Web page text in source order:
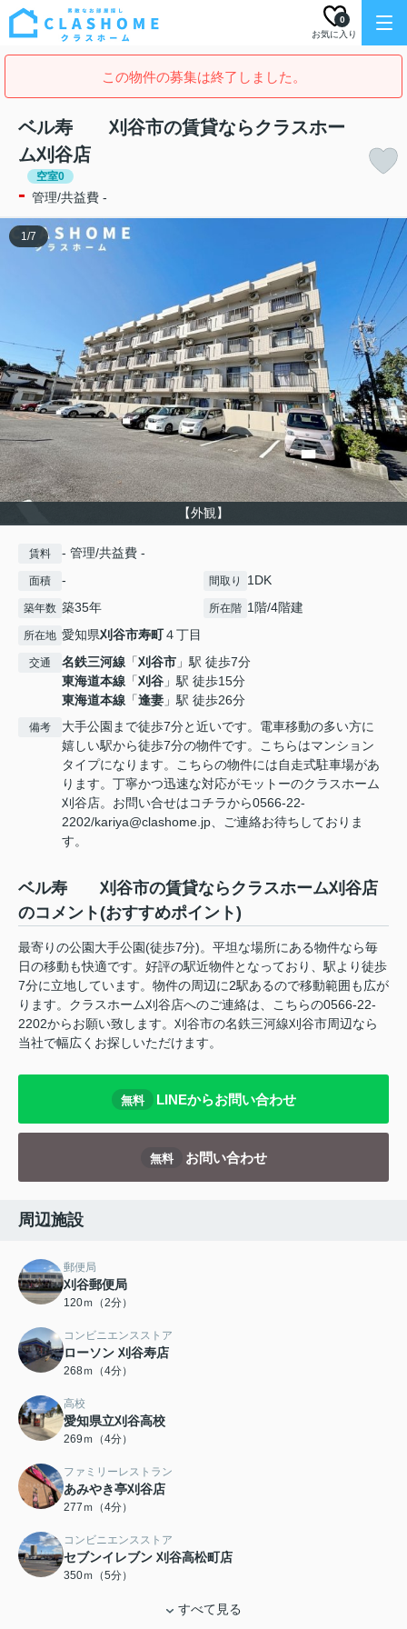
お気に入り
0
この物件の募集は終了しました。
ベル寿 刈谷市の賃貸ならクラスホー
ム刈谷店
空室0
- 管理/共益費 -
【外観】
1/7
賃料 - 管理/共益費 -
面積 - 間取り 1DK
築年数 築35年 所在階 1階/4階建
所在地 愛知県刈谷市寿町４丁目
交通 名鉄三河線 「刈谷市 」駅 徒歩7分
東海道本線 「刈谷 」駅 徒歩15分
東海道本線 「逢妻 」駅 徒歩26分
備考
大手公園まで徒歩7分と近いです。電車移動の多い方に
嬉しい駅から徒歩7分の物件です。こちらはマンション
タイプになります。こちらの物件には自走式駐車場があ
ります。丁寧かつ迅速な対応がモットーのクラスホーム
刈谷店。お問い合せはコチラから0566-22-
2202/kariya@clashome.jp、ご連絡お待ちしておりま
す。
ベル寿 刈谷市の賃貸ならクラスホーム刈谷店
のコメント(おすすめポイント)
最寄りの公園大手公園(徒歩7分)。平坦な場所にある物件なら毎
日の移動も快適です。好評の駅近物件となっており、駅より徒歩
7分に立地しています。物件の周辺に2駅あるので移動範囲も広が
ります。クラスホーム刈谷店へのご連絡は、こちらの0566-22-
2202からお願い致します。刈谷市の名鉄三河線刈谷市周辺なら
当社で幅広くお探しいただけます。
無料 LINEからお問い合わせ
無料 お問い合わせ
周辺施設
郵便局
刈谷郵便局
120ｍ（2分）
コンビニエンスストア
ローソン 刈谷寿店
268ｍ（4分）
高校
愛知県立刈谷高校
269ｍ（4分）
ファミリーレストラン
あみやき亭刈谷店
277ｍ（4分）
コンビニエンスストア
セブンイレブン 刈谷高松町店
350ｍ（5分）
すべて見る